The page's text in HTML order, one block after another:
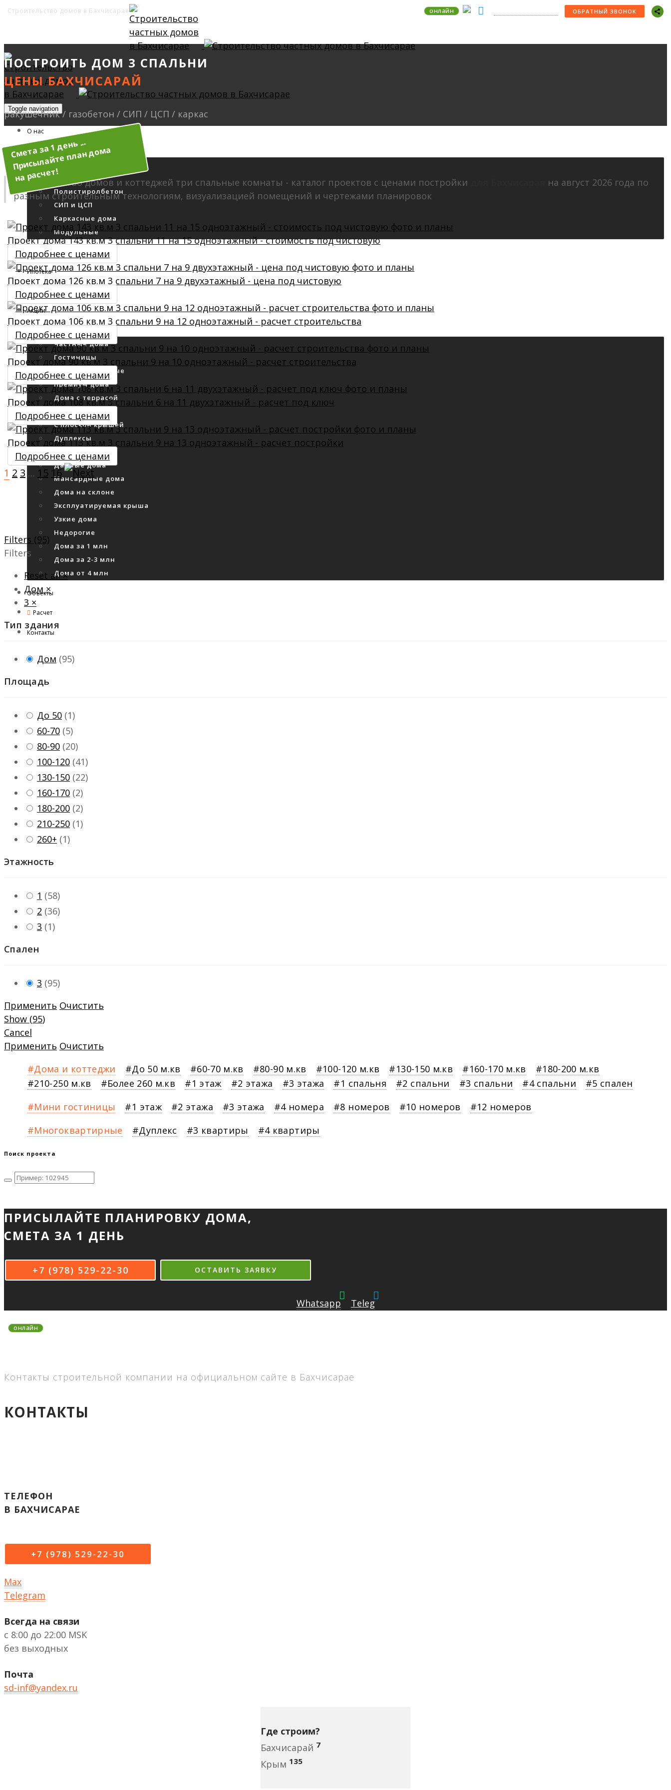
Строительство домов в Бахчисарае онлайн ОБРАТНЫЙ ЗВОНОК
Toggle navigation
О нас
Услуги
Дом из газобетона
Ракушечник
Полистиролбетон
СИП и ЦСП
Каркасные дома
Модульные
Прайс
Ипотека
Калькулятор
Акции
Проекты с ценами
Частные дома
Гостиницы
Многоквартирные
Премиум дома
Дома с террасой
С плоской крышей
Дуплексы
Дачные дома
Мансардные дома
Дома на склоне
Эксплуатируемая крыша
Узкие дома
Недорогие
Дома за 1 млн
Дома за 2-3 млн
Дома от 4 млн
Объекты
Расчет
Контакты
ПОСТРОИТЬ ДОМ 3 СПАЛЬНИ
Строительство домов и коттеджей три спальные комнаты - каталог проектов с ценами постройки
на август 2026 года по
разным строительным технологиям, визуализацией помещений и чертежами планировок
Проект дома 143 кв.м 3 спальни 11 на 15 одноэтажный - стоимость под чистовую
Подробнее с ценами
Проект дома 126 кв.м 3 спальни 7 на 9 двухэтажный - цена под чистовую
Подробнее с ценами
Проект дома 106 кв.м 3 спальни 9 на 12 одноэтажный - расчет строительства
Подробнее с ценами
Проект дома 90 кв.м 3 спальни 9 на 10 одноэтажный - расчет строительства
Подробнее с ценами
Проект дома 108 кв.м 3 спальни 6 на 11 двухэтажный - расчет под ключ
Подробнее с ценами
Проект дома 113 кв.м 3 спальни 9 на 13 одноэтажный - расчет постройки
Подробнее с ценами
1 2 3 … 15 16
Filters (95)
Filters
Reset all ×
Дом ×
3 ×
Тип здания
Дом (95)
Площадь
До 50 (1)
60-70 (5)
80-90 (20)
100-120 (41)
130-150 (22)
160-170 (2)
180-200 (2)
210-250 (1)
260+ (1)
Этажность
1 (58)
2 (36)
3 (1)
Спален
3 (95)
Применить Очистить
Show (95)
Cancel
Применить Очистить
Дома и коттеджи
До 50 м.кв 60-70 м.кв 80-90 м.кв 100-120 м.кв 130-150 м.кв 160-170 м.кв
180-200 м.кв
210-250 м.кв
Более 260 м.кв 1 этаж 2 этажа 3 этажа 1 спальня 2 спальни 3 спальни 4 спальни
5 спален
Мини гостиницы
1 этаж 2 этажа 3 этажа 4 номера 8 номеров 10 номеров
12 номеров
Многоквартирные
Дуплекс 3 квартиры 4 квартиры
Поиск проекта
ПРИСЫЛАЙТЕ ПЛАНИРОВКУ ДОМА,
СМЕТА ЗА 1 ДЕНЬ
+7 (978) 529-22-30 ОСТАВИТЬ ЗАЯВКУ
Whatsapp Teleg
онлайн
Контакты строительной компании на официальном сайте в Бахчисарае
КОНТАКТЫ
ТЕЛЕФОН
В БАХЧИСАРАЕ
+7 (978) 529-22-30
Max
Telegram
Всегда на связи
с 8:00 до 22:00 MSK
без выходных
Почта
sd-inf@yandex.ru
Где строим?
Бахчисарай 7
Крым 135